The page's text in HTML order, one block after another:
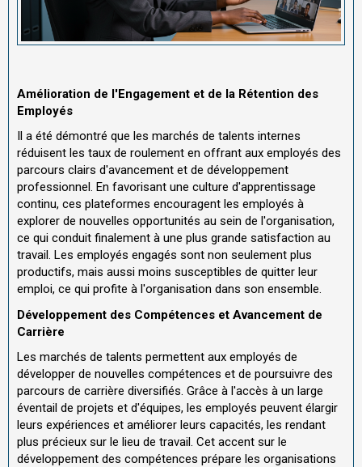
Amélioration de l'Engagement et de la Rétention des
Employés
Il a été démontré que les marchés de talents internes
réduisent les taux de roulement en offrant aux employés des
parcours clairs d'avancement et de développement
professionnel. En favorisant une culture d'apprentissage
continu, ces plateformes encouragent les employés à
explorer de nouvelles opportunités au sein de l'organisation,
ce qui conduit finalement à une plus grande satisfaction au
travail. Les employés engagés sont non seulement plus
productifs, mais aussi moins susceptibles de quitter leur
emploi, ce qui profite à l'organisation dans son ensemble.
Développement des Compétences et Avancement de
Carrière
Les marchés de talents permettent aux employés de
développer de nouvelles compétences et de poursuivre des
parcours de carrière diversifiés. Grâce à l'accès à un large
éventail de projets et d'équipes, les employés peuvent élargir
leurs expériences et améliorer leurs capacités, les rendant
plus précieux sur le lieu de travail. Cet accent sur le
développement des compétences prépare les organisations